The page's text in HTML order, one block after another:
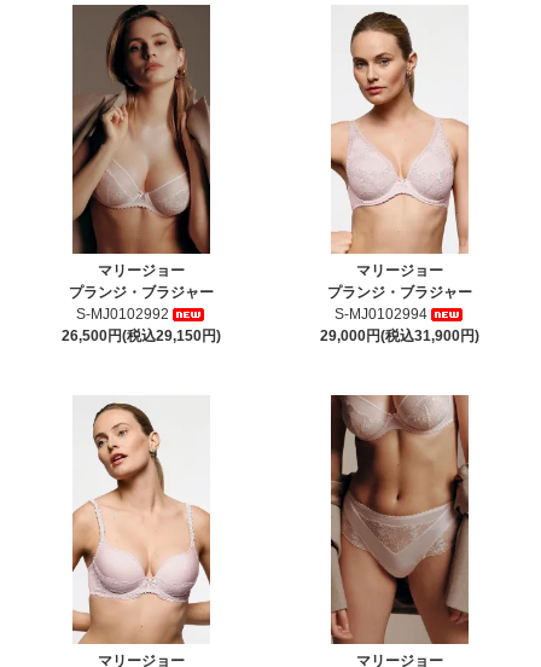
マリージョー
プランジ・ブラジャー
S-MJ0102992
26,500円(税込29,150円)
マリージョー
プランジ・ブラジャー
S-MJ0102994
29,000円(税込31,900円)
マリージョー マリージョー